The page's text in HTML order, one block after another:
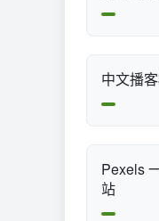
中文播
​Pexels
站